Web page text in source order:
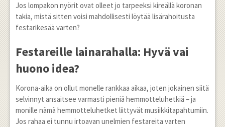
Jos lompakon nyörit ovat olleet jo tarpeeksi kireällä koronan
takia, mistä sitten voisi mahdollisesti löytää lisärahoitusta
festarikesää varten?
Festareille lainarahalla: Hyvä vai
huono idea?
Korona-aika on ollut monelle rankkaa aikaa, joten jokainen siitä
selvinnyt ansaitsee varmasti pieniä hemmotteluhetkiä – ja
monille nämä hemmotteluhetket liittyvät musiikkitapahtumiin.
Jos rahaa ei tunnu irtoavan unelmien festareita varten